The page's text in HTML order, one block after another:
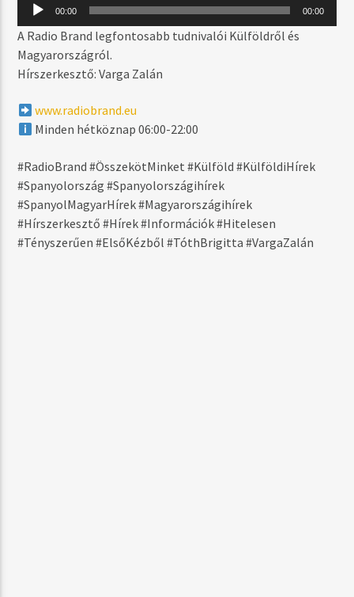
JEALOUSY
MARTIN SOLVEIG
MŰSOR ADÁSBAN
06:00 17:59
00:00 00:00
A Radio Brand legfontosabb tudnivalói Külföldről és
Magyarországról.
Hírszerkesztő: Varga Zalán
www.radiobrand.eu
Minden hétköznap 06:00-22:00
#RadioBrand #ÖsszekötMinket #Külföld #KülföldiHírek
#Spanyolország #Spanyolországihírek
#SpanyolMagyarHírek #Magyarországihírek
#Hírszerkesztő #Hírek #Információk #Hitelesen
#Tényszerűen #ElsőKézből #TóthBrigitta #VargaZalán